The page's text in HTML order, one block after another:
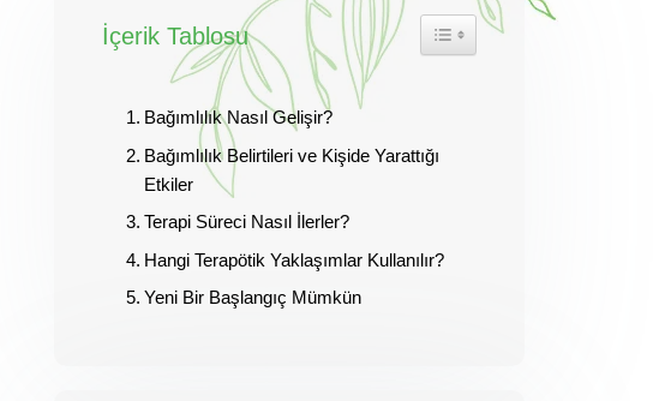
İçerik Tablosu
Bağımlılık Nasıl Gelişir?
Bağımlılık Belirtileri ve Kişide Yarattığı
Etkiler
Terapi Süreci Nasıl İlerler?
Hangi Terapötik Yaklaşımlar Kullanılır?
Yeni Bir Başlangıç Mümkün